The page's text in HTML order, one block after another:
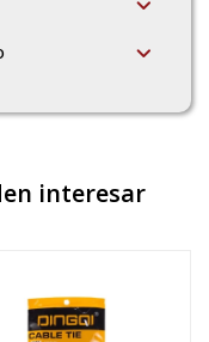
interesar